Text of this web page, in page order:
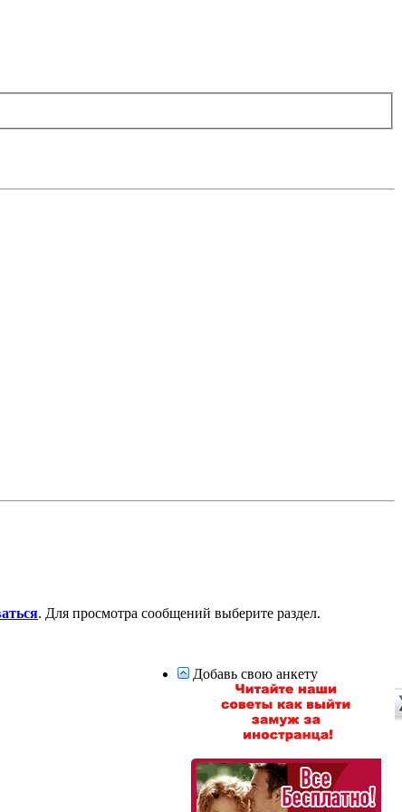
. Для просмотра сообщений выберите раздел.
Добавь свою анкету